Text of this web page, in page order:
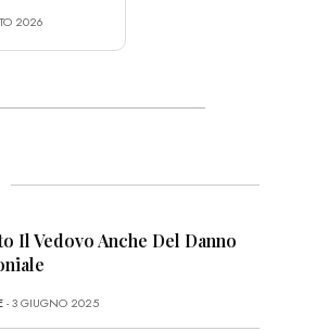
2026
Il Vedovo Anche Del Danno
- 3 GIUGNO 2025